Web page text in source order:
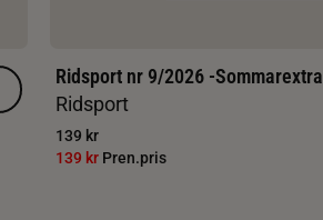
Ridsport nr 9/2026 -Sommarextra
Ridsport
139 kr
139 kr Pren.pris